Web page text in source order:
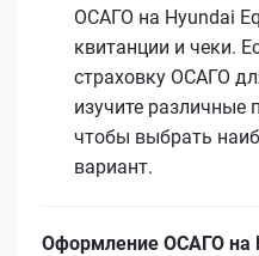
ОСАГО на Hyundai
квитанции и чеки.
страховку ОСАГО
изучите различные
чтобы выбрать
вариант.
Оформление ОСАГО на